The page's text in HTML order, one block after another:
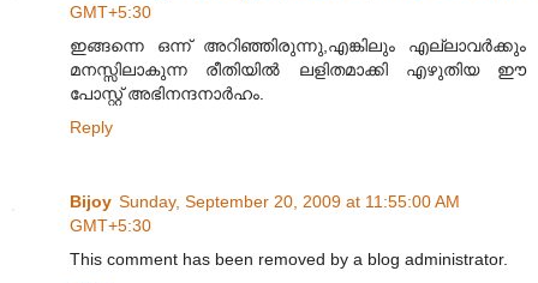
GMT+5:30
ഇങ്ങന്നെ ഒന്ന് അറിഞ്ഞിരുന്നു,എങ്കിലും എല്ലാവര്‍ക്കും
മനസ്സിലാകുന്ന രീതിയില്‍ ലളിതമാക്കി എഴുതിയ ഈ
പോസ്റ്റ് അഭിനന്ദനാര്‍ഹം.
Reply
Bijoy Sunday, September 20, 2009 at 11:55:00 AM
GMT+5:30
This comment has been removed by a blog administrator.